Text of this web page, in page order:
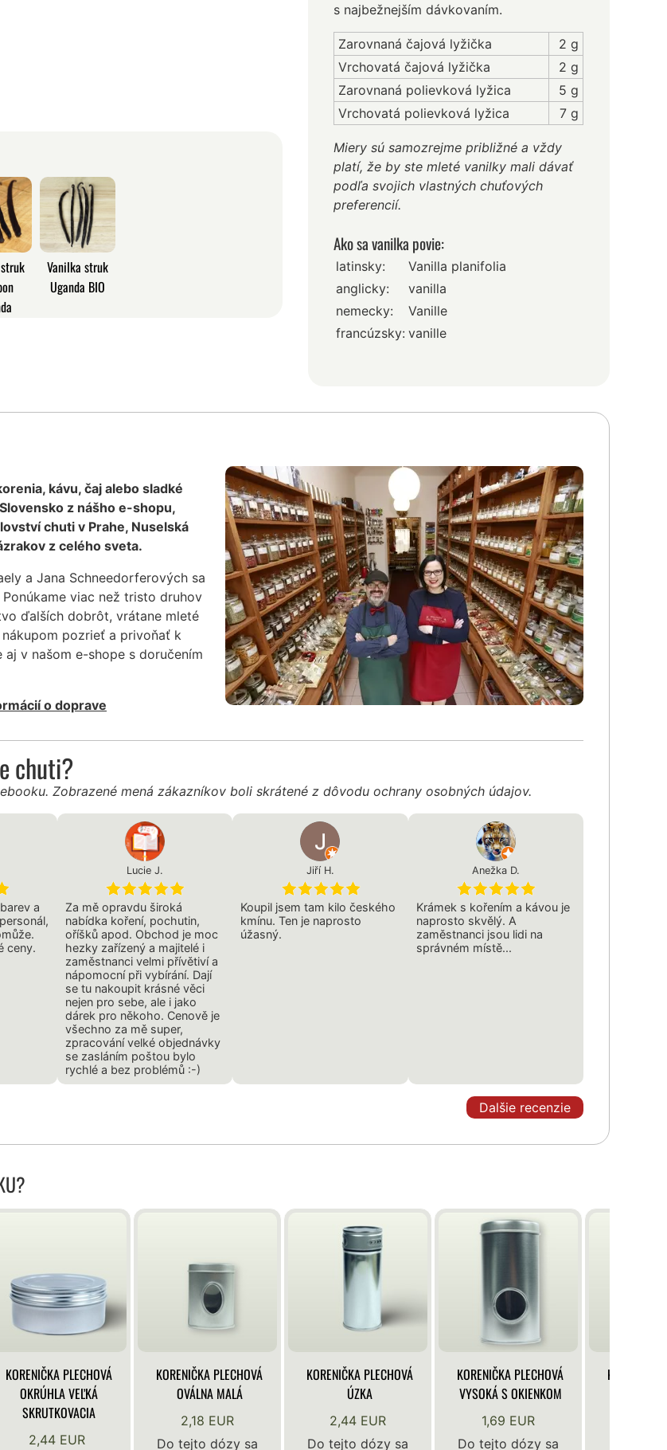
Vanilka struk
Uganda BIO
s najbežnejším dávkovaním.
Zarovnaná čajová lyžička
2 g
Vrchovatá čajová lyžička
2 g
Zarovnaná polievková lyžica
5 g
Vrchovatá polievková lyžica
7 g
Miery sú samozrejme približné a vždy
platí, že by ste mleté vanilky mali dávať
podľa svojich vlastných chuťových
preferencií.
Ako sa vanilka povie:
latinsky:
Vanilla planifolia
anglicky:
vanilla
nemecky:
Vanille
francúzsky: vanille
kávu, čaj alebo sladké
z nášho e-shopu,
chuti v Prahe, Nuselská
z celého sveta.
a Jana Schneedorferových sa
viac než tristo druhov
ďalších dobrôt, vrátane mleté
pozrieť a privoňať k
v našom e-shope s doručením
o doprave
chuti?
Zobrazené mená zákazníkov boli skrátené z dôvodu ochrany osobných údajov.
a
ceny.
Lucie J.
Za mě opravdu široká
nabídka koření, pochutin,
oříšků apod. Obchod je moc
hezky zařízený a majitelé i
zaměstnanci velmi přívětiví a
nápomocní při vybírání. Dají
se tu nakoupit krásné věci
nejen pro sebe, ale i jako
dárek pro někoho. Cenově je
všechno za mě super,
zpracování velké objednávky
se zasláním poštou bylo
rychlé a bez problémů :-)
Jiří H.
Koupil jsem tam kilo českého
kmínu. Ten je naprosto
úžasný.
Anežka D.
Krámek s kořením a kávou je
naprosto skvělý. A
zaměstnanci jsou lidi na
správném místě...
Dalšie recenzie
KORENIČKA PLECHOVÁ
OKRÚHLA VEĽKÁ
SKRUTKOVACIA
2,44 EUR
KORENIČKA PLECHOVÁ
OVÁLNA MALÁ
2,18 EUR
Do tejto dózy sa
KORENIČKA PLECHOVÁ
ÚZKA
2,44 EUR
Do tejto dózy sa
KORENIČKA PLECHOVÁ
VYSOKÁ S OKIENKOM
1,69 EUR
Do tejto dózy sa
KORENIČKA